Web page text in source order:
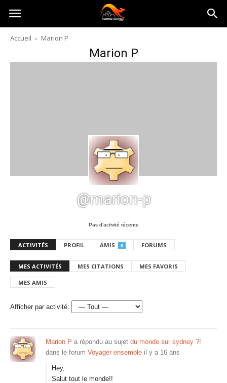
Australia-
australie.com
Accueil Marion P
Marion P
@marion-p
Pas d’activité récente
ACTIVITÉS PROFIL AMIS 0 FORUMS
MES ACTIVITÉS MES CITATIONS MES FAVORIS
MES AMIS
Afficher par activité:
Marion P a répondu au sujet du monde sur sydney ?!
dans le forum Voyager ensemble il y a 16 ans
Hey,
Salut tout le monde!!